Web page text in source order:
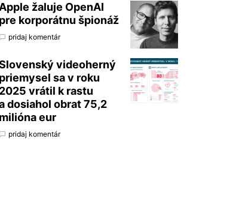
Apple žaluje OpenAI
pre korporátnu špionáž
pridaj komentár
videoherný
priemysel sa v roku
2025 vrátil k rastu
dosiahol obrat 75,2
milióna eur
pridaj komentár